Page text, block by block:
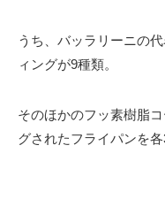
うち、バッラリーニの
ィングが9種類。
そのほかのフッ素樹脂
グされたフライパンを